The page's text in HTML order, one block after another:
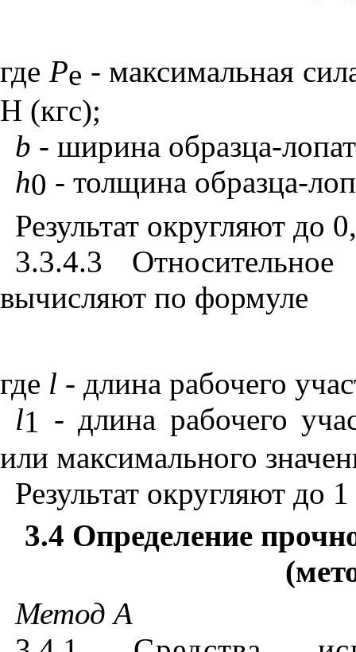
где Рe - максимальная
Н (кгс);
b - ширина образца-
h0 - толщина образца-
Результат округляют до
3.3.4.3
вычисляют по формуле
где l - длина рабочего
l1 - длина рабочего
или максимального
Результат округляют до
3.4 Определение
Метод А